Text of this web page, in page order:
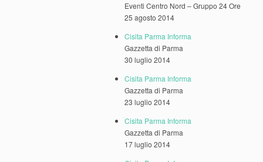
Eventi Centro Nord – Gruppo 24 Ore
25 agosto 2014
Cisita Parma Informa
Gazzetta di Parma
30 luglio 2014
Cisita Parma Informa
Gazzetta di Parma
23 luglio 2014
Cisita Parma Informa
Gazzetta di Parma
17 luglio 2014